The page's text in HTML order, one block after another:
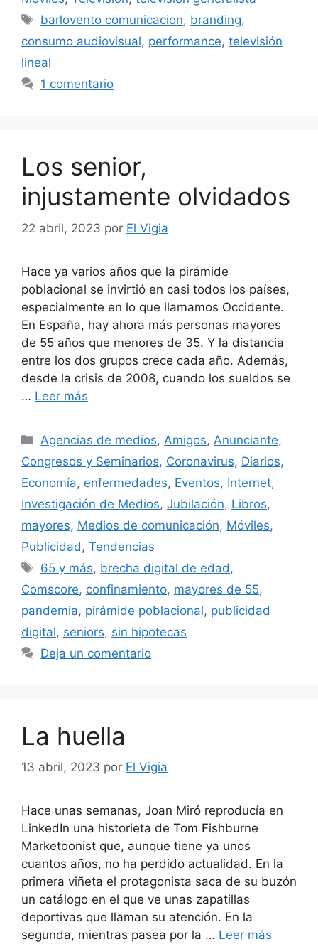
Etiquetas
barlovento comunicacion, branding,
consumo audiovisual, performance, televisión
lineal
1 comentario
Los senior,
injustamente olvidados
22 abril, 2023 por El Vigia
Hace ya varios años que la pirámide
poblacional se invirtió en casi todos los países,
especialmente en lo que llamamos Occidente.
En España, hay ahora más personas mayores
de 55 años que menores de 35. Y la distancia
entre los dos grupos crece cada año. Además,
desde la crisis de 2008, cuando los sueldos se
… Leer más
Categorías
Agencias de medios, Amigos, Anunciante,
Congresos y Seminarios, Coronavirus, Diarios,
Economía, enfermedades, Eventos, Internet,
Investigación de Medios, Jubilación, Libros,
mayores, Medios de comunicación, Móviles,
Publicidad , Tendencias
Etiquetas
65 y más, brecha digital de edad ,
Comscore, confinamiento, mayores de 55,
pandemia, pirámide poblacional, publicidad
digital, seniors, sin hipotecas
Deja un comentario
La huella
13 abril, 2023 por El Vigia
Hace unas semanas, Joan Miró reproducía en
LinkedIn una historieta de Tom Fishburne
Marketoonist que, aunque tiene ya unos
cuantos años, no ha perdido actualidad. En la
primera viñeta el protagonista saca de su buzón
un catálogo en el que ve unas zapatillas
deportivas que llaman su atención. En la
segunda, mientras pasea por la … Leer más